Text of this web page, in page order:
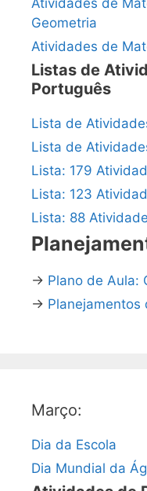
Geometria
Atividades de
Listas de
Português
Lista de
Lista de
Lista: 179
Lista: 123
Lista: 88
→ Plano de Aula:
→ Planejamentos
Março:
Dia da Escola
Dia Mundial da